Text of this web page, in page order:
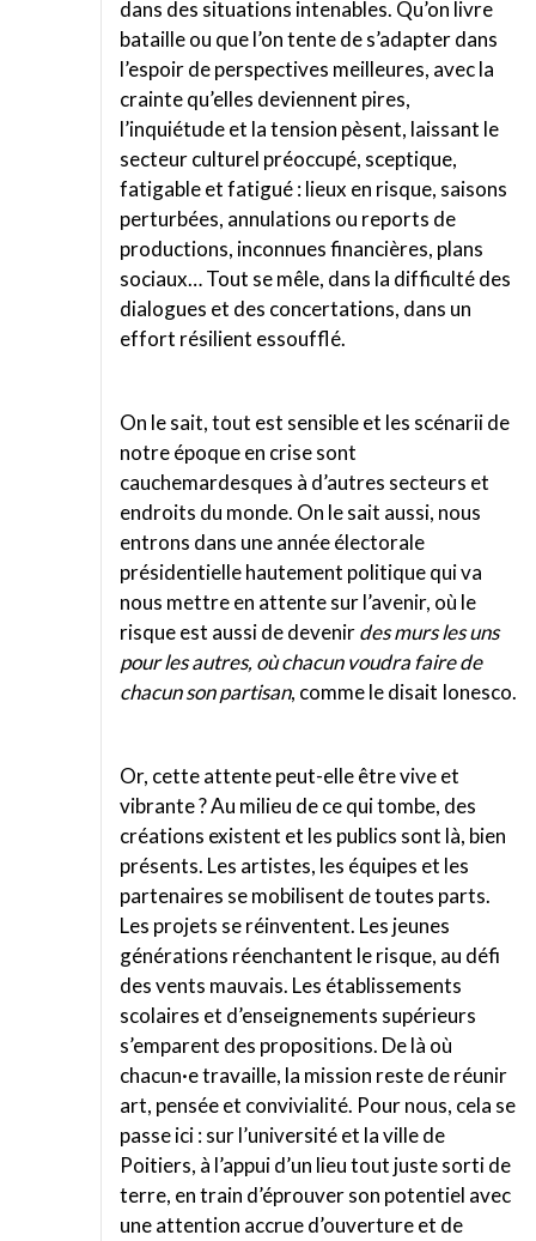
dans des situations intenables. Qu’on livre
bataille ou que l’on tente de s’adapter dans
l’espoir de perspectives meilleures, avec la
crainte qu’elles deviennent pires,
l’inquiétude et la tension pèsent, laissant le
secteur culturel préoccupé, sceptique,
fatigable et fatigué : lieux en risque, saisons
perturbées, annulations ou reports de
productions, inconnues financières, plans
sociaux… Tout se mêle, dans la difficulté des
dialogues et des concertations, dans un
effort résilient essoufflé.
On le sait, tout est sensible et les scénarii de
notre époque en crise sont
cauchemardesques à d’autres secteurs et
endroits du monde. On le sait aussi, nous
entrons dans une année électorale
présidentielle hautement politique qui va
nous mettre en attente sur l’avenir, où le
risque est aussi de devenirdes murs les uns
pour les autres, où chacun voudra faire de
chacun son partisan, comme le disait Ionesco.
Or, cette attente peut-elle être vive et
vibrante ? Au milieu de ce qui tombe, des
créations existent et les publics sont là, bien
présents. Les artistes, les équipes et les
partenaires se mobilisent de toutes parts.
Les projets se réinventent. Les jeunes
générations réenchantent le risque, au défi
des vents mauvais. Les établissements
scolaires et d’enseignements supérieurs
s’emparent des propositions. De là où
chacun·e travaille, la mission reste de réunir
art, pensée et convivialité. Pour nous, cela se
passe ici : sur l’université et la ville de
Poitiers, à l’appui d’un lieu tout juste sorti de
terre, en train d’éprouver son potentiel avec
une attention accrue d’ouverture et de